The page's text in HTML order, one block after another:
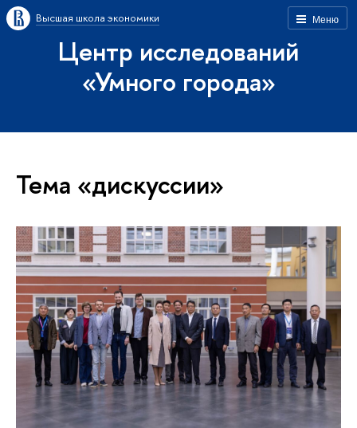
Меню
Высшая школа экономики
Центр исследований
«Умного города»
Тема «дискуссии»